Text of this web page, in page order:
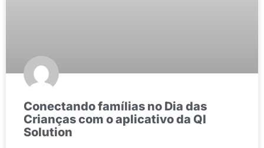
Conectando famílias no Dia das
Crianças com o aplicativo da QI
Solution